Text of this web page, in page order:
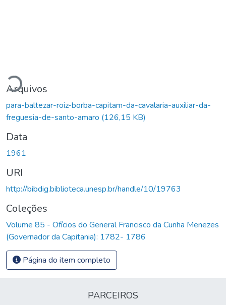
Arquivos
para-baltezar-roiz-borba-capitam-da-cavalaria-auxiliar-da-
freguesia-de-santo-amaro (126,15 KB)
Data
1961
URI
http://bibdig.biblioteca.unesp.br/handle/10/19763
Coleções
Volume 85 - Ofícios do General Francisco da Cunha Menezes
(Governador da Capitania): 1782- 1786
Página do item completo
PARCEIROS